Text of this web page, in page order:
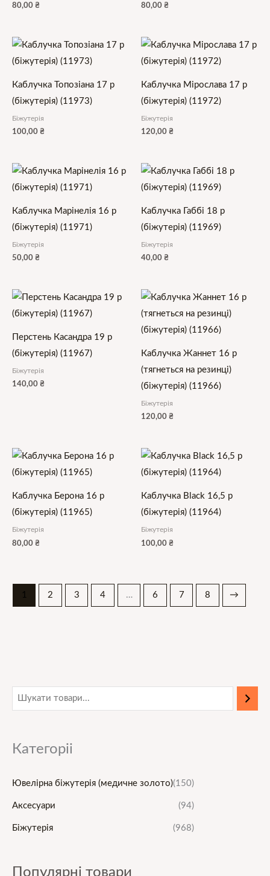
Категоріі
Ювелірна біжутерія (медичне золото)(150)
Аксесуари (94)
Біжутерія (968)
Популярні товари
іа
80,00 ₴ 80,00 ₴
Каблучка Топозіана 17 р
(біжутерія) (11973)
Біжутерія
100,00 ₴
Каблучка Мірослава 17 р
(біжутерія) (11972)
Біжутерія
120,00 ₴
Каблучка Марінелія 16 р
(біжутерія) (11971)
Біжутерія
50,00 ₴
Каблучка Габбі 18 р
(біжутерія) (11969)
Біжутерія
40,00 ₴
Перстень Касандра 19 р
(біжутерія) (11967)
Біжутерія
140,00 ₴
Каблучка Жаннет 16 р
(тягнеться на резинці)
(біжутерія) (11966)
Біжутерія
120,00 ₴
Каблучка Берона 16 р
(біжутерія) (11965)
Біжутерія
80,00 ₴
Каблучка Black 16,5 р
(біжутерія) (11964)
Біжутерія
100,00 ₴
1 2 3 4 … 6 7 8 →